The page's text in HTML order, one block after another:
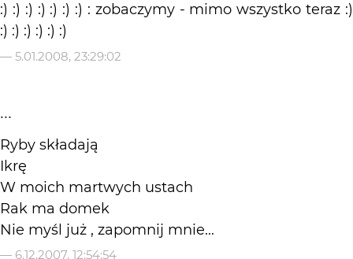
:) :) :) :) :) :) :) : zobaczymy - mimo wszystko teraz :)
:) :) :) :) :) :)
— 5.01.2008, 23:29:02
...
Ryby składają
Ikrę
W moich martwych ustach
Rak ma domek
Nie myśl już , zapomnij mnie...
— 6.12.2007, 12:54:54